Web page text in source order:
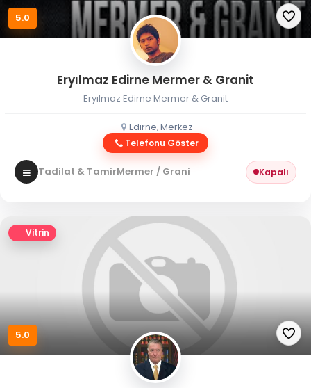
5.0
Eryılmaz Edirne Mermer & Granit
Eryılmaz Edirne Mermer & Granit
Edirne, Merkez
Telefonu Göster
Tadilat & TamirMermer / Granit Kapalı
Vitrin
5.0